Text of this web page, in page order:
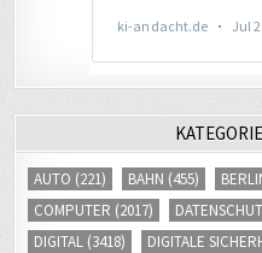
AUTO (221) BAHN (455)
COMPUTER (2017)
DIGITAL (3418) DIGITALE